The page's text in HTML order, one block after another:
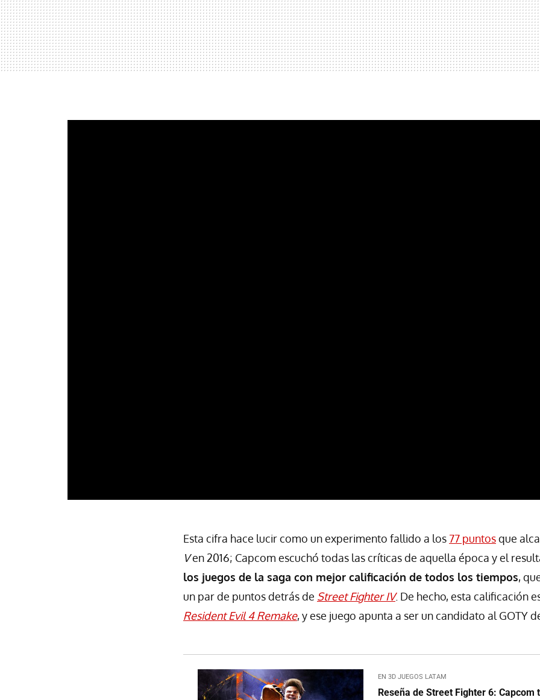
Esta cifra hace lucir como un experimento fallido a los 77 puntosque
Ven 2016; Capcom escuchó todas las críticas de aquella época y el
los juegos de la saga con mejor calificación de todos los tiempos,
un par de puntos detrás de Street Fighter IV. De hecho, esta calificación
Resident Evil 4 Remake, y ese juego apunta a ser un candidato al GOTY
EN 3D JUEGOS LATAM
Reseña de Street Fighter 6: Capcom